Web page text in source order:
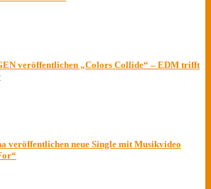
veröffentlichen „Colors Collide“ – EDM trifft
veröffentlichen neue Single mit Musikvideo